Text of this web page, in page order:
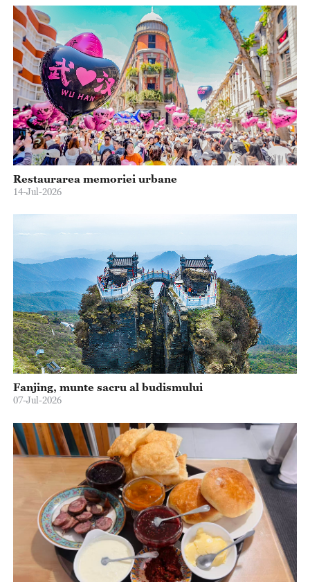
Restaurarea memoriei urbane
14-Jul-2026
Fanjing, munte sacru al budismului
07-Jul-2026